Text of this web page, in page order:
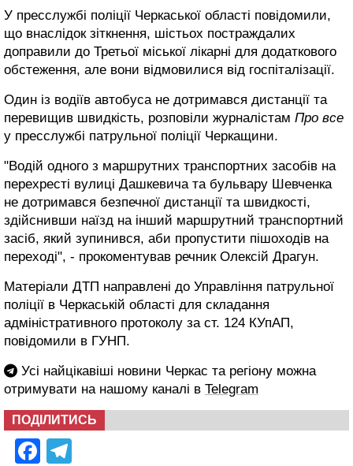
У пресслужбі поліції Черкаської області повідомили,
що внаслідок зіткнення, шістьох постраждалих
доправили до Третьої міської лікарні для додаткового
обстеження, але вони відмовилися від госпіталізації.
Один із водіїв автобуса не дотримався дистанції та
перевищив швидкість, розповіли журналістам Про все
у пресслужбі патрульної поліції Черкащини.
"Водій одного з маршрутних транспортних засобів на
перехресті вулиці Дашкевича та бульвару Шевченка
не дотримався безпечної дистанції та швидкості,
здійснивши наїзд на інший маршрутний транспортний
засіб, який зупинився, аби пропустити пішоходів на
переході", - прокоментував речник Олексій Драгун.
Матеріали ДТП направлені до Управління патрульної
поліції в Черкаській області для складання
адміністративного протоколу за ст. 124 КУпАП,
повідомили в ГУНП.
Усі найцікавіші новини Черкас та регіону можна
отримувати на нашому каналі в Telegram
ПОДІЛИТИСЬ
Facebook